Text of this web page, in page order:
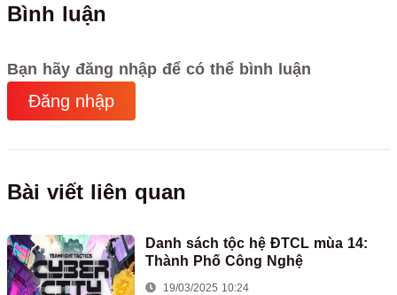
Bình luận
Bạn hãy đăng nhập để có thể bình luận
Đăng nhập
Bài viết liên quan
Danh sách tộc hệ ĐTCL mùa 14:
Thành Phố Công Nghệ
19/03/2025 10:24